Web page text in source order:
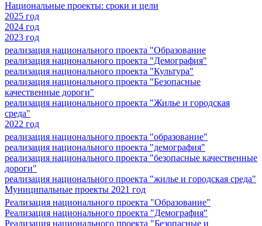
Национальные проекты: сроки и цели
2025 год
2024 год
2023 год
реализация национального проекта "Образование
реализация национального проекта "Демография"
реализация национального проекта "Культура"
реализация национального проекта "Безопасные
качественные дороги"
реализация национального проекта "Жилье и городская
среда"
2022 год
реализация национального проекта "образование"
реализация национального проекта "демография"
реализация национального проекта "безопасные качественные
дороги"
реализация национального проекта "жилье и городская среда"
Муниципальные проекты 2021 год
Реализация национального проекта "Образование"
Реализация национального проекта "Демография"
Реализация национального проекта "Безопасные и